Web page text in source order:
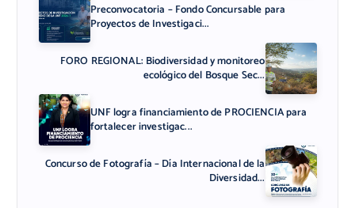
Preconvocatoria – Fondo Concursable para
Proyectos de Investigaci...
FORO REGIONAL: Biodiversidad y monitoreo
ecológico del Bosque Sec...
UNF logra financiamiento de PROCIENCIA para
fortalecer investigac...
Concurso de Fotografía – Día Internacional de la
Diversidad...